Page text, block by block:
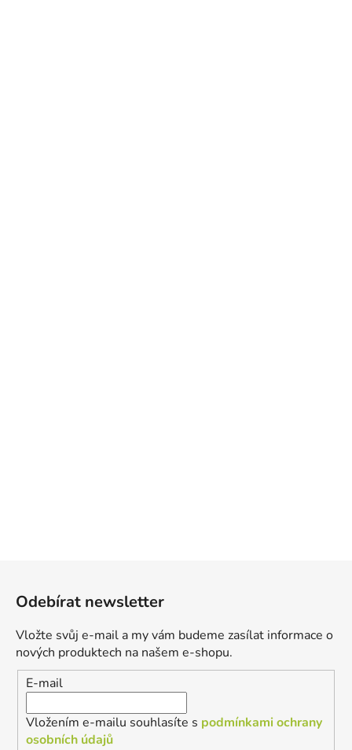
Odebírat newsletter
Vložte svůj e-mail a my vám budeme zasílat informace o
nových produktech na našem e-shopu.
E-mail
Vložením e-mailu souhlasíte s podmínkami ochrany
osobních údajů